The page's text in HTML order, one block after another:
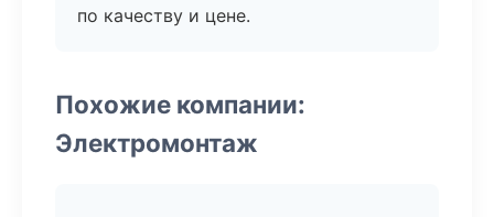
по качеству и цене.
Похожие компании:
Электромонтаж